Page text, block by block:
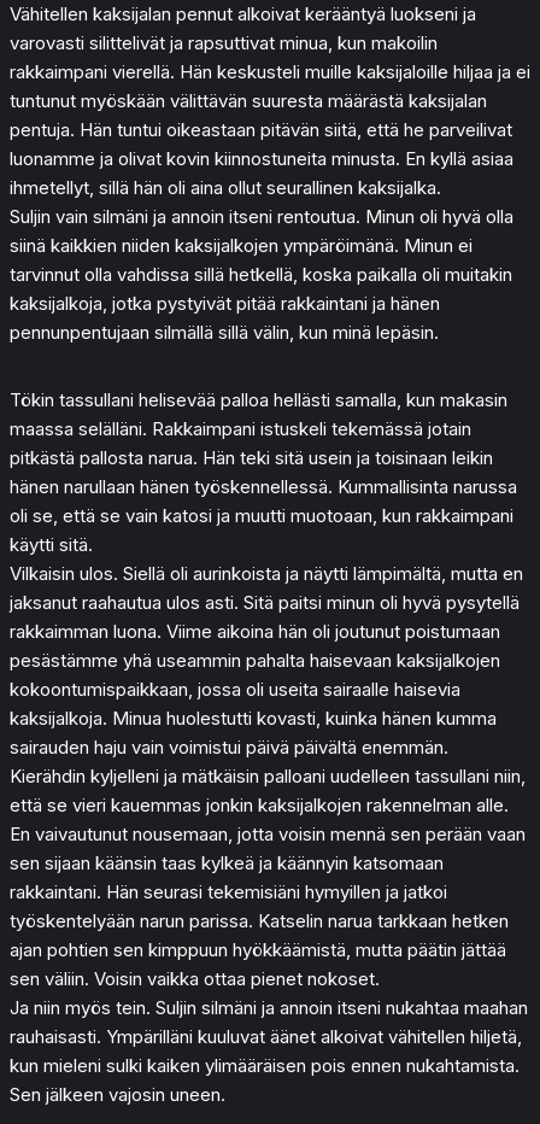
Vähitellen kaksijalan pennut alkoivat kerääntyä luokseni ja
varovasti silittelivät ja rapsuttivat minua, kun makoilin
rakkaimpani vierellä. Hän keskusteli muille kaksijaloille hiljaa ja ei
tuntunut myöskään välittävän suuresta määrästä kaksijalan
pentuja. Hän tuntui oikeastaan pitävän siitä, että he parveilivat
luonamme ja olivat kovin kiinnostuneita minusta. En kyllä asiaa
ihmetellyt, sillä hän oli aina ollut seurallinen kaksijalka.
Suljin vain silmäni ja annoin itseni rentoutua. Minun oli hyvä olla
siinä kaikkien niiden kaksijalkojen ympäröimänä. Minun ei
tarvinnut olla vahdissa sillä hetkellä, koska paikalla oli muitakin
kaksijalkoja, jotka pystyivät pitää rakkaintani ja hänen
pennunpentujaan silmällä sillä välin, kun minä lepäsin.
Tökin tassullani helisevää palloa hellästi samalla, kun makasin
maassa selälläni. Rakkaimpani istuskeli tekemässä jotain
pitkästä pallosta narua. Hän teki sitä usein ja toisinaan leikin
hänen narullaan hänen työskennellessä. Kummallisinta narussa
oli se, että se vain katosi ja muutti muotoaan, kun rakkaimpani
käytti sitä.
Vilkaisin ulos. Siellä oli aurinkoista ja näytti lämpimältä, mutta en
jaksanut raahautua ulos asti. Sitä paitsi minun oli hyvä pysytellä
rakkaimman luona. Viime aikoina hän oli joutunut poistumaan
pesästämme yhä useammin pahalta haisevaan kaksijalkojen
kokoontumispaikkaan, jossa oli useita sairaalle haisevia
kaksijalkoja. Minua huolestutti kovasti, kuinka hänen kumma
sairauden haju vain voimistui päivä päivältä enemmän.
Kierähdin kyljelleni ja mätkäisin palloani uudelleen tassullani niin,
että se vieri kauemmas jonkin kaksijalkojen rakennelman alle.
En vaivautunut nousemaan, jotta voisin mennä sen perään vaan
sen sijaan käänsin taas kylkeä ja käännyin katsomaan
rakkaintani. Hän seurasi tekemisiäni hymyillen ja jatkoi
työskentelyään narun parissa. Katselin narua tarkkaan hetken
ajan pohtien sen kimppuun hyökkäämistä, mutta päätin jättää
sen väliin. Voisin vaikka ottaa pienet nokoset.
Ja niin myös tein. Suljin silmäni ja annoin itseni nukahtaa maahan
rauhaisasti. Ympärilläni kuuluvat äänet alkoivat vähitellen hiljetä,
kun mieleni sulki kaiken ylimääräisen pois ennen nukahtamista.
Sen jälkeen vajosin uneen.